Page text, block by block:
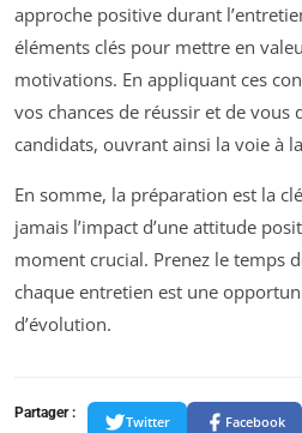
approche positive durant
éléments clés pour mettre en
motivations. En appliquant ces
vos chances de réussir et de vous
candidats, ouvrant ainsi la voie à
En somme, la préparation est la
jamais l’impact d’une attitude
moment crucial. Prenez le temps
chaque entretien est une
d’évolution.
Partager :
Twitter Facebook